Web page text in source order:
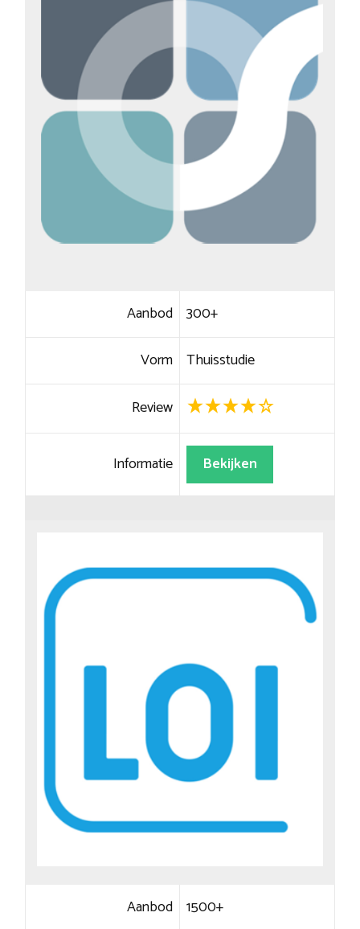
Aanbod 300+
Vorm Thuisstudie
Review
Informatie Bekijken
Aanbod 1500+